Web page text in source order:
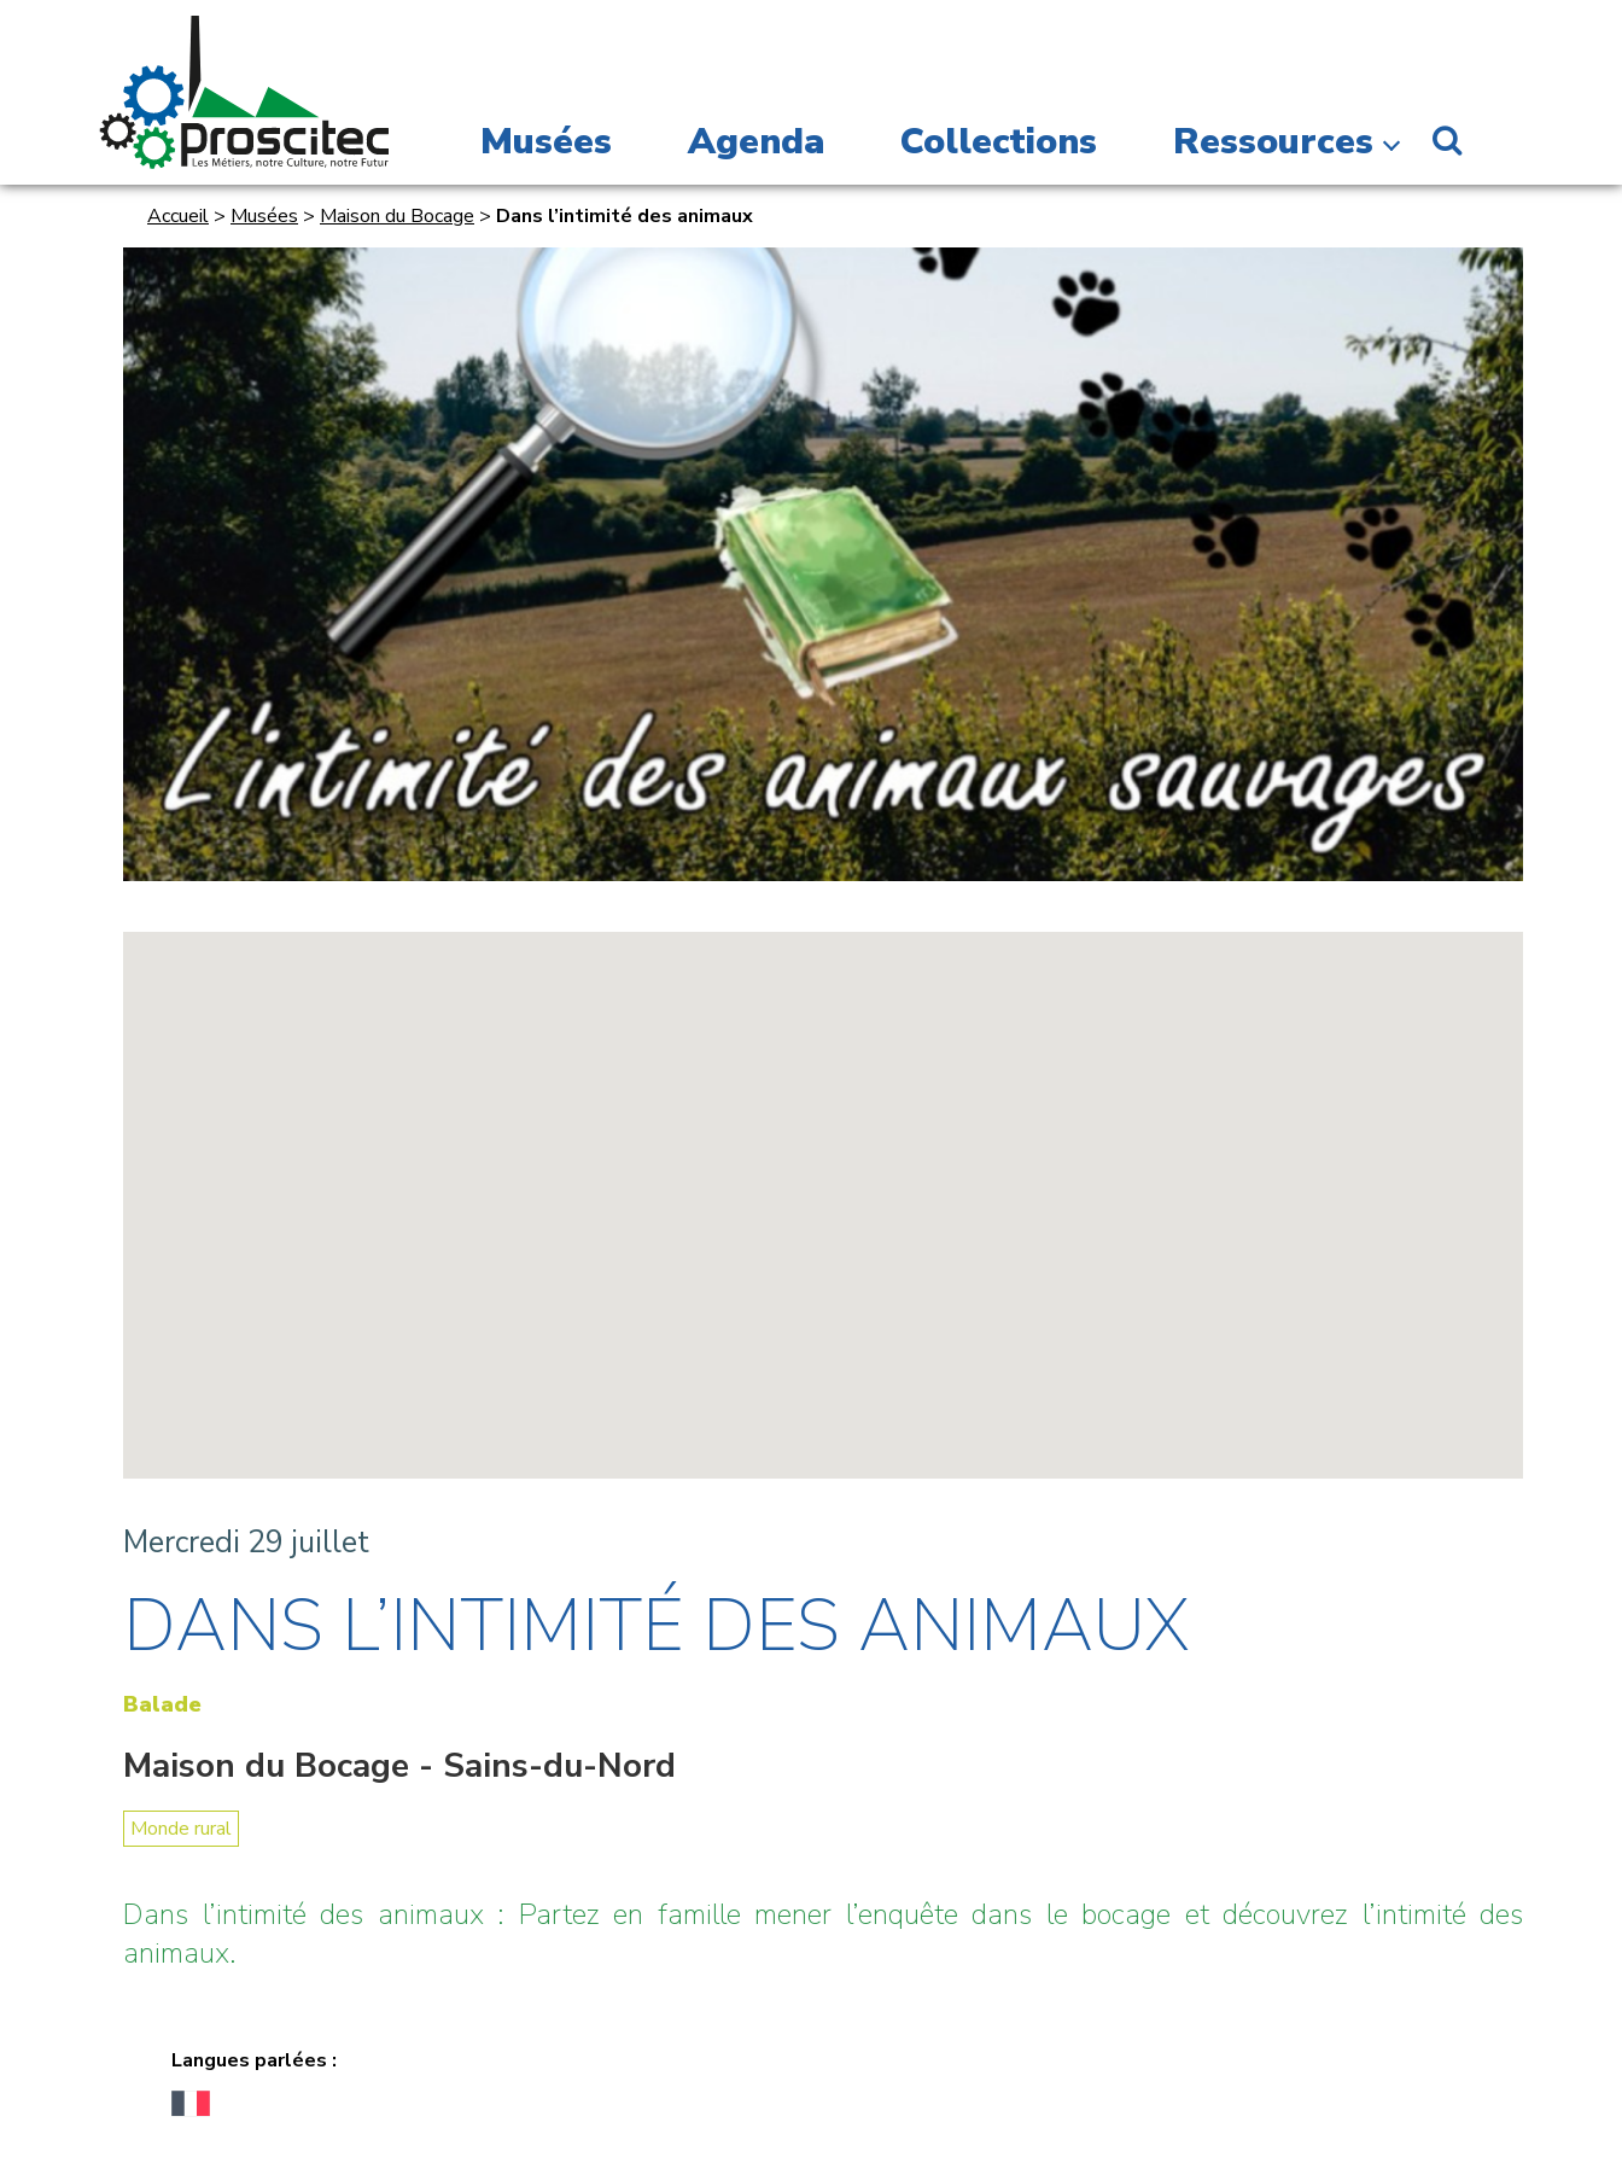
Musées Agenda Collections Ressources
Accueil > Musées > Maison du Bocage > Dans l’intimité des animaux
Mercredi 29 juillet
DANS L’INTIMITÉ DES ANIMAUX
Balade
Maison du Bocage - Sains-du-Nord
Monde rural
Dans l’intimité des animaux : Partez en famille mener l’enquête dans le bocage et découvrez l’intimité des
animaux.
Langues parlées :